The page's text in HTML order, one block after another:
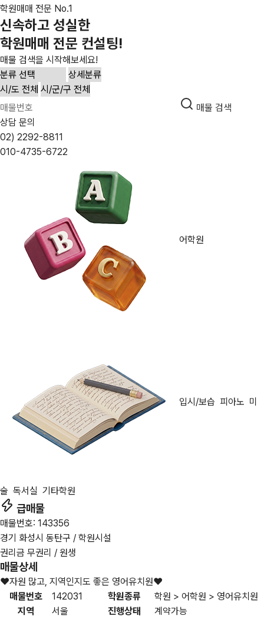
학원매매 전문 No.1
신속하고 성실한
학원매매 전문 컨설팅!
매물 검색을 시작해보세요!
매물 검색
상담 문의
02) 2292-8811
010-4735-6722
어학원
입시/보습 피아노 미
술 독서실 기타학원
급매물
매물번호: 143356
경기 화성시 동탄구 / 학원시설
권리금 무권리 / 원생
매물상세
❤️자원 많고, 지역인지도 좋은 영어유치원❤️
매물번호
142031 학원종류
학원 > 어학원 > 영어유치원
지역
서울 진행상태
계약가능